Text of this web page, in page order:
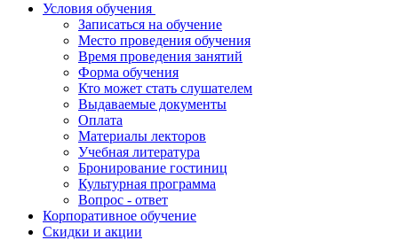
Условия обучения
Записаться на обучение
Место проведения обучения
Время проведения занятий
Форма обучения
Кто может стать слушателем
Выдаваемые документы
Оплата
Материалы лекторов
Учебная литература
Бронирование гостиниц
Культурная программа
Вопрос - ответ
Корпоративное обучение
Скидки и акции